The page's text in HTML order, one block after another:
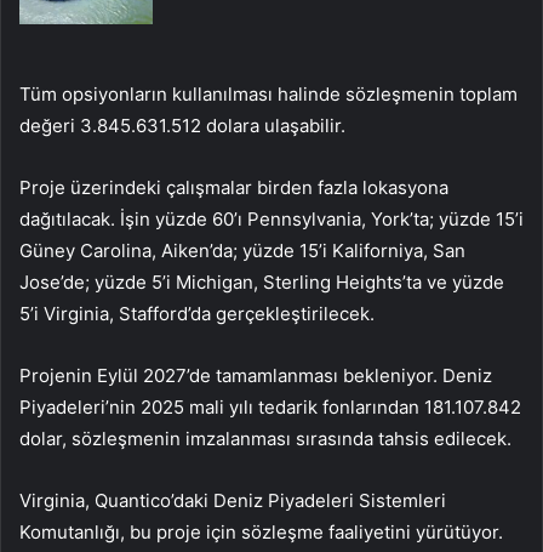
Tüm opsiyonların kullanılması halinde sözleşmenin toplam
değeri 3.845.631.512 dolara ulaşabilir.
Proje üzerindeki çalışmalar birden fazla lokasyona
dağıtılacak. İşin yüzde 60’ı Pennsylvania, York’ta; yüzde 15’i
Güney Carolina, Aiken’da; yüzde 15’i Kaliforniya, San
Jose’de; yüzde 5’i Michigan, Sterling Heights’ta ve yüzde
5’i Virginia, Stafford’da gerçekleştirilecek.
Projenin Eylül 2027’de tamamlanması bekleniyor. Deniz
Piyadeleri’nin 2025 mali yılı tedarik fonlarından 181.107.842
dolar, sözleşmenin imzalanması sırasında tahsis edilecek.
Virginia, Quantico’daki Deniz Piyadeleri Sistemleri
Komutanlığı, bu proje için sözleşme faaliyetini yürütüyor.